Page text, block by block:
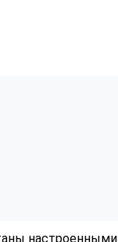
настроенными